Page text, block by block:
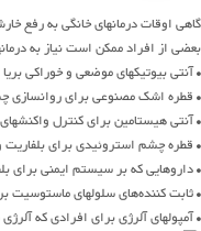
گاهی اوقات درمانهای خانگی به رفع
بعضی از افراد ممکن است نیاز به
• آنتی بیوتیکهای موضعی و خوراکی
• قطره اشک مصنوعی برای روانسازی
• آنتی هیستامین برای کنترل
• قطره چشم استروئیدی برای بلفاریت و
• داروهایی که بر سیستم ایمنی برای
• ثابت کننده‌های سلولهای ماستوسیت
• آمپولهای آلرژی برای افرادی که